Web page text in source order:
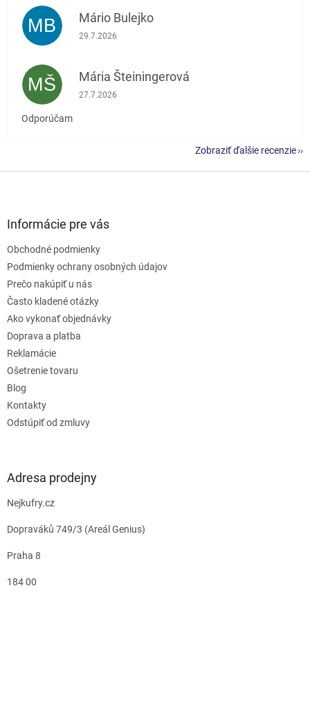
MB Mário Bulejko
Hodnotenie obchodu je 5 z 5 hviezdičiek.
29.7.2026
MŠ Mária Šteiningerová
Hodnotenie obchodu je 5 z 5 hviezdičiek.
27.7.2026
Odporúčam
Zobraziť ďalšie recenzie
Informácie pre vás
Obchodné podmienky
Podmienky ochrany osobných údajov
Prečo nakúpiť u nás
Často kladené otázky
Ako vykonať objednávky
Doprava a platba
Reklamácie
Ošetrenie tovaru
Blog
Kontakty
Odstúpiť od zmluvy
Adresa prodejny
Nejkufry.cz
Dopraváků 749/3 (Areál Genius)
Praha 8
184 00